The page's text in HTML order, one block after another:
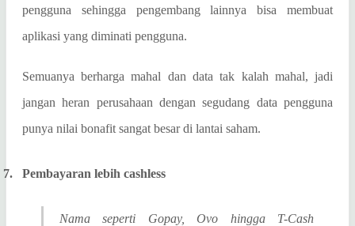
pengguna sehingga pengembang lainnya bisa membuat
aplikasi yang diminati pengguna.
Semuanya berharga mahal dan data tak kalah mahal, jadi
jangan heran perusahaan dengan segudang data pengguna
punya nilai bonafit sangat besar di lantai saham.
7. Pembayaran lebih cashless
Nama seperti Gopay, Ovo hingga T-Cash